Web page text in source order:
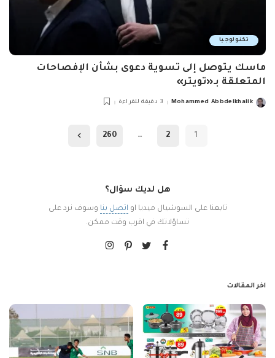
تكنولوجيا
ماسك يتوصل إلى تسوية دعوى بشأن الإفصاحات
المتعلقة بـ«تويتر»
Posted
Mohammed Abbdelkhalik 3 دقيقة للقراءة
1
2
…
260
هل لديك سؤال؟
تابعنا على السوشيال ميديا او اتصل بنا وسوف نرد على
تساؤلاتك في اقرب وقت ممكن.
اخر المقالات